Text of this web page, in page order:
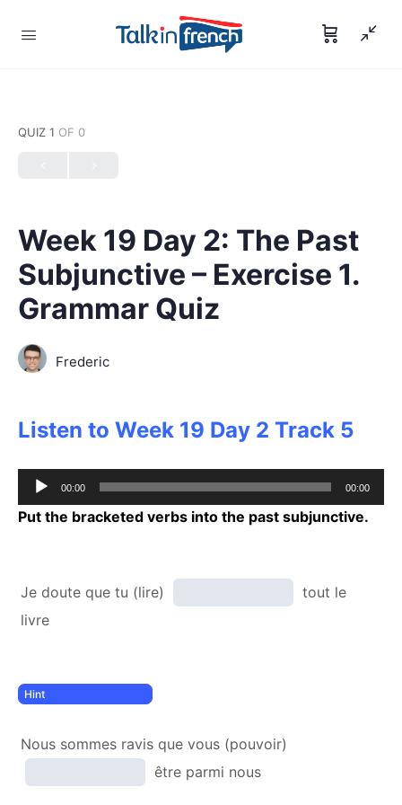
QUIZ 1 OF 0
Week 19 Day 2: The Past
Subjunctive – Exercise 1.
Grammar Quiz
Frederic
Listen to Week 19 Day 2 Track 5
Audio
Player
00:00 00:00
Put the bracketed verbs into the past subjunctive.
Je doute que tu (lire)
tout le
livre
Nous sommes ravis que vous (pouvoir)
être parmi nous